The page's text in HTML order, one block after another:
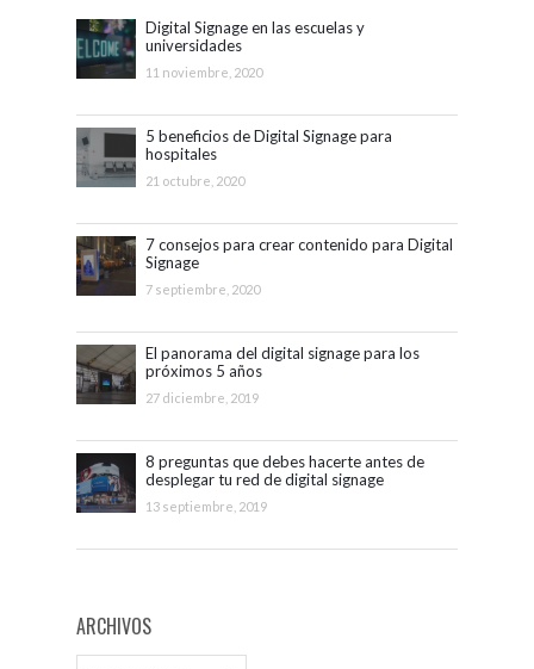
Digital Signage en las escuelas y
universidades
11 noviembre, 2020
5 beneficios de Digital Signage para
hospitales
21 octubre, 2020
7 consejos para crear contenido para Digital
Signage
7 septiembre, 2020
El panorama del digital signage para los
próximos 5 años
27 diciembre, 2019
8 preguntas que debes hacerte antes de
desplegar tu red de digital signage
13 septiembre, 2019
ARCHIVOS